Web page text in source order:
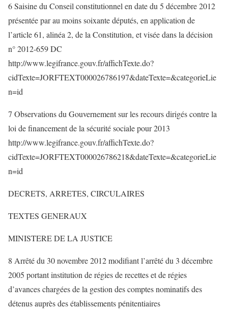
6 Saisine du Conseil constitutionnel en date du 5 décembre 2012
présentée par au moins soixante députés, en application de
l’article 61, alinéa 2, de la Constitution, et visée dans la décision
n° 2012-659 DC
http://www.legifrance.gouv.fr/affichTexte.do?
cidTexte=JORFTEXT000026786197&dateTexte=&categorieLie
n=id
7 Observations du Gouvernement sur les recours dirigés contre la
loi de financement de la sécurité sociale pour 2013
http://www.legifrance.gouv.fr/affichTexte.do?
cidTexte=JORFTEXT000026786218&dateTexte=&categorieLie
n=id
DECRETS, ARRETES, CIRCULAIRES
TEXTES GENERAUX
MINISTERE DE LA JUSTICE
8 Arrêté du 30 novembre 2012 modifiant l’arrêté du 3 décembre
2005 portant institution de régies de recettes et de régies
d’avances chargées de la gestion des comptes nominatifs des
détenus auprès des établissements pénitentiaires